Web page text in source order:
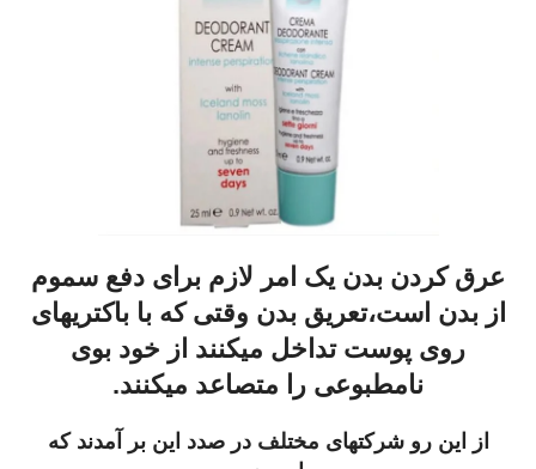
عرق کردن بدن یک امر لازم برای دفع سموم
از بدن است،تعریق بدن وقتی که با باکتریهای
روی پوست تداخل میکنند از خود بوی
نامطبوعی را متصاعد میکنند.
از این رو شرکتهای مختلف در صدد این بر آمدند که